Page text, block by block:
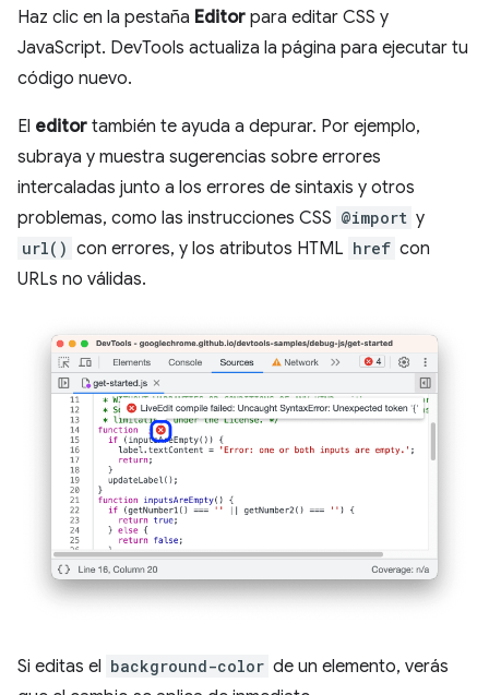
Haz clic en la pestaña Editor para editar CSS y
JavaScript. DevTools actualiza la página para ejecutar tu
código nuevo.
El editor también te ayuda a depurar. Por ejemplo,
subraya y muestra sugerencias sobre errores
intercaladas junto a los errores de sintaxis y otros
problemas, como las instrucciones CSS @import y
url() con errores, y los atributos HTML href con
URLs no válidas.
Si editas el background-color de un elemento, verás